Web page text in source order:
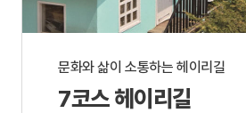
문화와 삶이 소통하는 헤이리길
7코스 헤이리길